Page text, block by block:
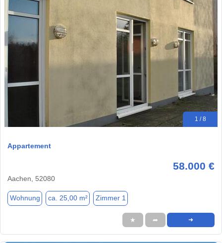
1 / 8
Appartement
58.000 €
Aachen, 52080
Wohnung ca. 25,00 m² Zimmer 1
★ ➦ ➜